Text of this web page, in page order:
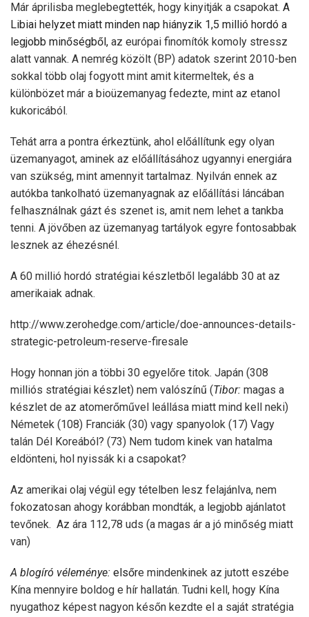
Már áprilisba meglebegtették, hogy kinyitják a csapokat. A
Libiai helyzet miatt minden nap hiányzik 1,5 millió hordó a
legjobb minőségből, az európai finomítók komoly stressz
alatt vannak. A nemrég közölt (BP) adatok szerint 2010-ben
sokkal több olaj fogyott mint amit kitermeltek, és a
különbözet már a bioüzemanyag fedezte, mint az etanol
kukoricából.
Tehát arra a pontra érkeztünk, ahol előállítunk egy olyan
üzemanyagot, aminek az előállításához ugyannyi energiára
van szükség, mint amennyit tartalmaz. Nyilván ennek az
autókba tankolható üzemanyagnak az előállítási láncában
felhasználnak gázt és szenet is, amit nem lehet a tankba
tenni. A jövőben az üzemanyag tartályok egyre fontosabbak
lesznek az éhezésnél.
A 60 millió hordó stratégiai készletből legalább 30 at az
amerikaiak adnak.
http://www.zerohedge.com/article/doe-announces-details-
strategic-petroleum-reserve-firesale
Hogy honnan jön a többi 30 egyelőre titok. Japán (308
milliós stratégiai készlet) nem valószínű (Tibor: magas a
készlet de az atomerőművel leállása miatt mind kell neki)
Németek (108) Franciák (30) vagy spanyolok (17) Vagy
talán Dél Koreából? (73) Nem tudom kinek van hatalma
eldönteni, hol nyissák ki a csapokat?
Az amerikai olaj végül egy tételben lesz felajánlva, nem
fokozatosan ahogy korábban mondták, a legjobb ajánlatot
tevőnek. Az ára 112,78 uds (a magas ár a jó minőség miatt
van)
A blogíró véleménye: elsőre mindenkinek az jutott eszébe
Kína mennyire boldog e hír hallatán. Tudni kell, hogy Kína
nyugathoz képest nagyon későn kezdte el a saját stratégia